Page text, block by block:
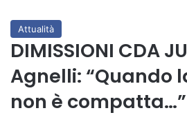
Attualità
DIMISSIONI CDA
Agnelli: “Quando
non è compatta…”